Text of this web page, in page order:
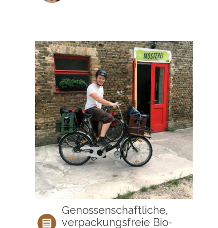
Genossenschaftliche,
verpackungsfreie Bio-